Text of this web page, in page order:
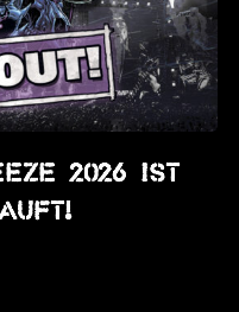
2026 ist